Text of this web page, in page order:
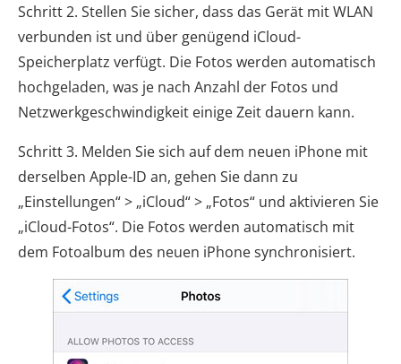
Schritt 2. Stellen Sie sicher, dass das Gerät mit WLAN
verbunden ist und über genügend iCloud-
Speicherplatz verfügt. Die Fotos werden automatisch
hochgeladen, was je nach Anzahl der Fotos und
Netzwerkgeschwindigkeit einige Zeit dauern kann.
Schritt 3. Melden Sie sich auf dem neuen iPhone mit
derselben Apple-ID an, gehen Sie dann zu
„Einstellungen“ > „iCloud“ > „Fotos“ und aktivieren Sie
„iCloud-Fotos“. Die Fotos werden automatisch mit
dem Fotoalbum des neuen iPhone synchronisiert.